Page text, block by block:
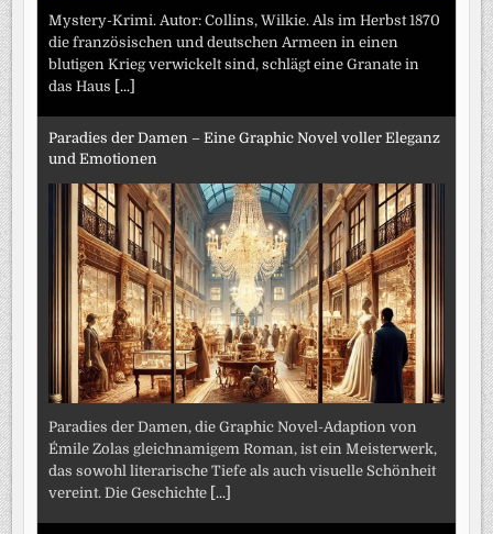
Mystery-Krimi. Autor: Collins, Wilkie. Als im Herbst 1870
die französischen und deutschen Armeen in einen
blutigen Krieg verwickelt sind, schlägt eine Granate in
das Haus [...]
Paradies der Damen – Eine Graphic Novel voller Eleganz
und Emotionen
Paradies der Damen, die Graphic Novel-Adaption von
Émile Zolas gleichnamigem Roman, ist ein Meisterwerk,
das sowohl literarische Tiefe als auch visuelle Schönheit
vereint. Die Geschichte [...]